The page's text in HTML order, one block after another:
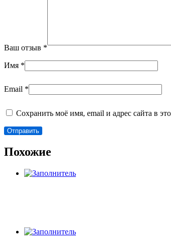
Ваш отзыв *
Имя *
Email *
Сохранить моё имя, email и адрес сайта в
Похожие